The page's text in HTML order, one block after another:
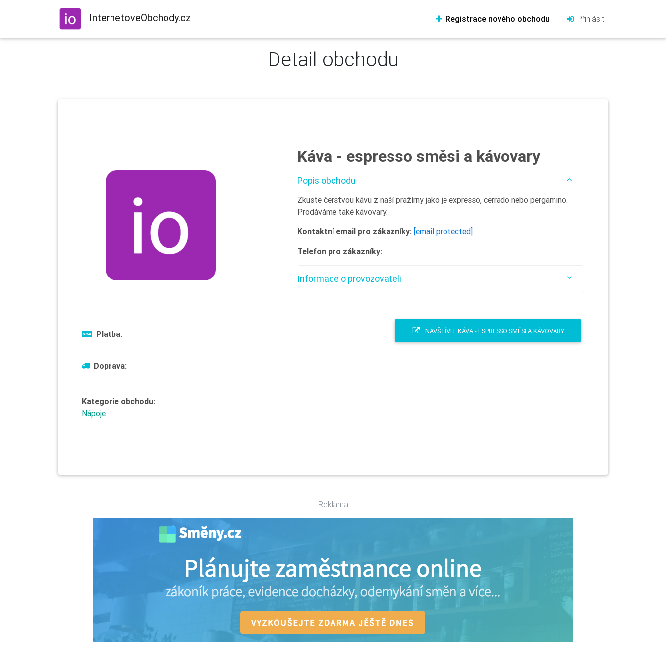
InternetoveObchody.cz Registrace nového obchodu Přihlásit
Detail obchodu
Platba:
Doprava:
Kategorie obchodu:
Nápoje
Káva - espresso směsi a kávovary
Popis obchodu
Zkuste čerstvou kávu z naší pražírny jako je expresso, cerrado nebo pergamino.
Prodáváme také kávovary.
Kontaktní email pro zákazníky: [email protected]
Telefon pro zákazníky:
Informace o provozovateli
NAVŠTÍVIT KÁVA - ESPRESSO SMĚSI A KÁVOVARY
Reklama